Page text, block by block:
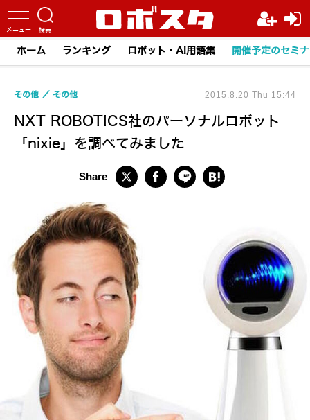
ホーム ランキング ロボット・AI用語集 開催予定のセミ
NXT ROBOTICS社のパーソナルロボット
「nixie」を調べてみました
その他 その他 2015.8.20 Thu 15:44